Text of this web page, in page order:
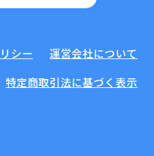
シー
運営会社について
特定商取引法に基づく表示